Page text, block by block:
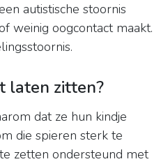
autistische stoornis
weinig oogcontact maakt.
laten zitten?
dat ze hun kindje
die spieren sterk te
zetten ondersteund met